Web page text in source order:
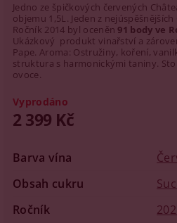
Jedno ze špičkových červených
objemu 1,5L. Jeden z
Ročník 2014 byl oceněn 91 body ve
Ukázkový produkt vinařství a
Pape. Aroma: Ostružiny, koření,
struktura s harmonickými taniny.
ovoce.
Vyprodáno
2 399 Kč
Barva vína
Obsah cukru
Ročník